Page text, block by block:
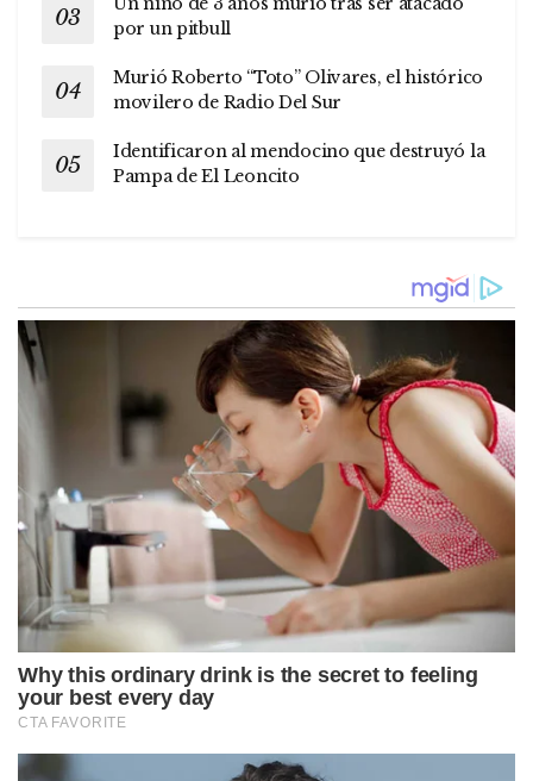
por un pitbull
Murió Roberto “Toto” Olivares, el histórico
movilero de Radio Del Sur
Identificaron al mendocino que destruyó la
Pampa de El Leoncito